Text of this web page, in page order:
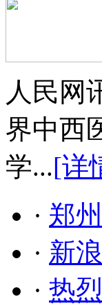
人民网
界中西
学...[详
· 郑
· 新
· 热